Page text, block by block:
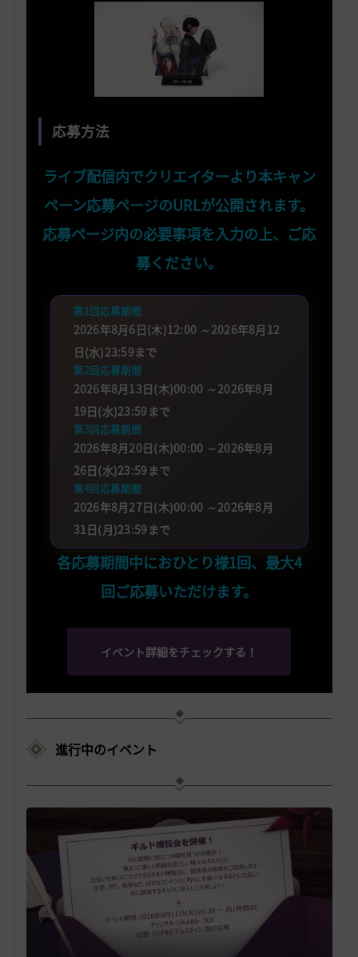
応募方法
ライブ配信内でクリエイターより本キャン
ペーン応募ページのURLが公開されます。
応募ページ内の必要事項を入力の上、ご応
募ください。
第1回応募期間
2026年8月6日(木)12:00 ～2026年8月12
日(水)23:59まで
第2回応募期間
2026年8月13日(木)00:00 ～2026年8月
19日(水)23:59まで
第3回応募期間
2026年8月20日(木)00:00 ～2026年8月
26日(水)23:59まで
第4回応募期間
2026年8月27日(木)00:00 ～2026年8月
31日(月)23:59まで
各応募期間中におひとり様1回、最大4
回ご応募いただけます。
イベント詳細をチェックする！
進行中のイベント